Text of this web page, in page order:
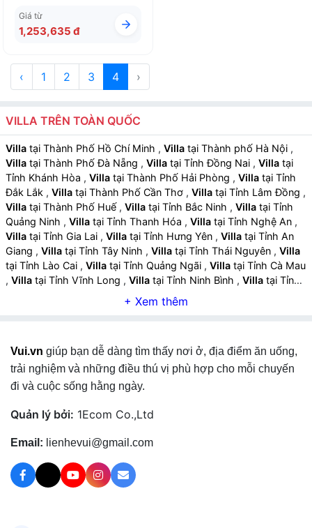
Giá từ
1,253,635 đ
‹ 1 2 3 4 ›
VILLA TRÊN TOÀN QUỐC
Villa tại Thành Phố Hồ Chí Minh , Villa tại Thành phố Hà Nội ,
Villa tại Thành Phố Đà Nẵng , Villa tại Tỉnh Đồng Nai , Villa tại
Tỉnh Khánh Hòa , Villa tại Thành Phố Hải Phòng , Villa tại Tỉnh
Đắk Lắk , Villa tại Thành Phố Cần Thơ , Villa tại Tỉnh Lâm Đồng ,
Villa tại Thành Phố Huế , Villa tại Tỉnh Bắc Ninh , Villa tại Tỉnh
Quảng Ninh , Villa tại Tỉnh Thanh Hóa , Villa tại Tỉnh Nghệ An ,
Villa tại Tỉnh Gia Lai , Villa tại Tỉnh Hưng Yên , Villa tại Tỉnh An
Giang , Villa tại Tỉnh Tây Ninh , Villa tại Tỉnh Thái Nguyên , Villa
tại Tỉnh Lào Cai , Villa tại Tỉnh Quảng Ngãi , Villa tại Tỉnh Cà Mau
, Villa tại Tỉnh Vĩnh Long , Villa tại Tỉnh Ninh Bình , Villa tại Tỉnh
tại Tỉnh Hà Tĩnh Villa
tại Tỉnh Sơn La
Vui.vn giúp bạn dễ dàng tìm thấy nơi ở, địa điểm ăn uống,
trải nghiệm và những điều thú vị phù hợp cho mỗi chuyến
đi và cuộc sống hằng ngày.
Quản lý bởi: 1Ecom Co.,Ltd
Email: lienhevui@gmail.com